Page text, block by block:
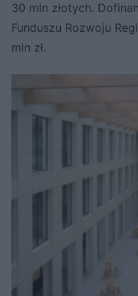
30 mln złotych.
Funduszu Rozwoju
mln zł.